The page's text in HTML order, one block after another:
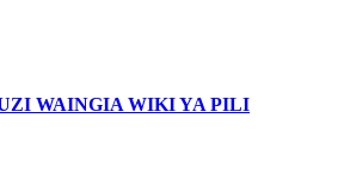
WAINGIA WIKI YA PILI